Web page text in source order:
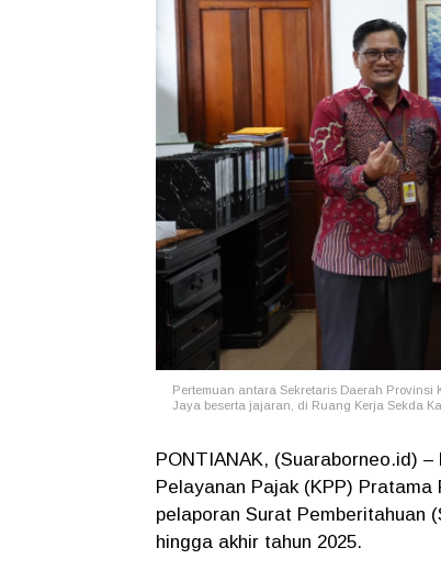
Pertemuan antara Sekretaris Daerah Provinsi
Jaya beserta jajaran, di Ruang Kerja Sekda
PONTIANAK, (Suaraborneo.id)
Pelayanan Pajak (KPP)
pelaporan Surat Pemberitahuan
hingga akhir tahun 2025.